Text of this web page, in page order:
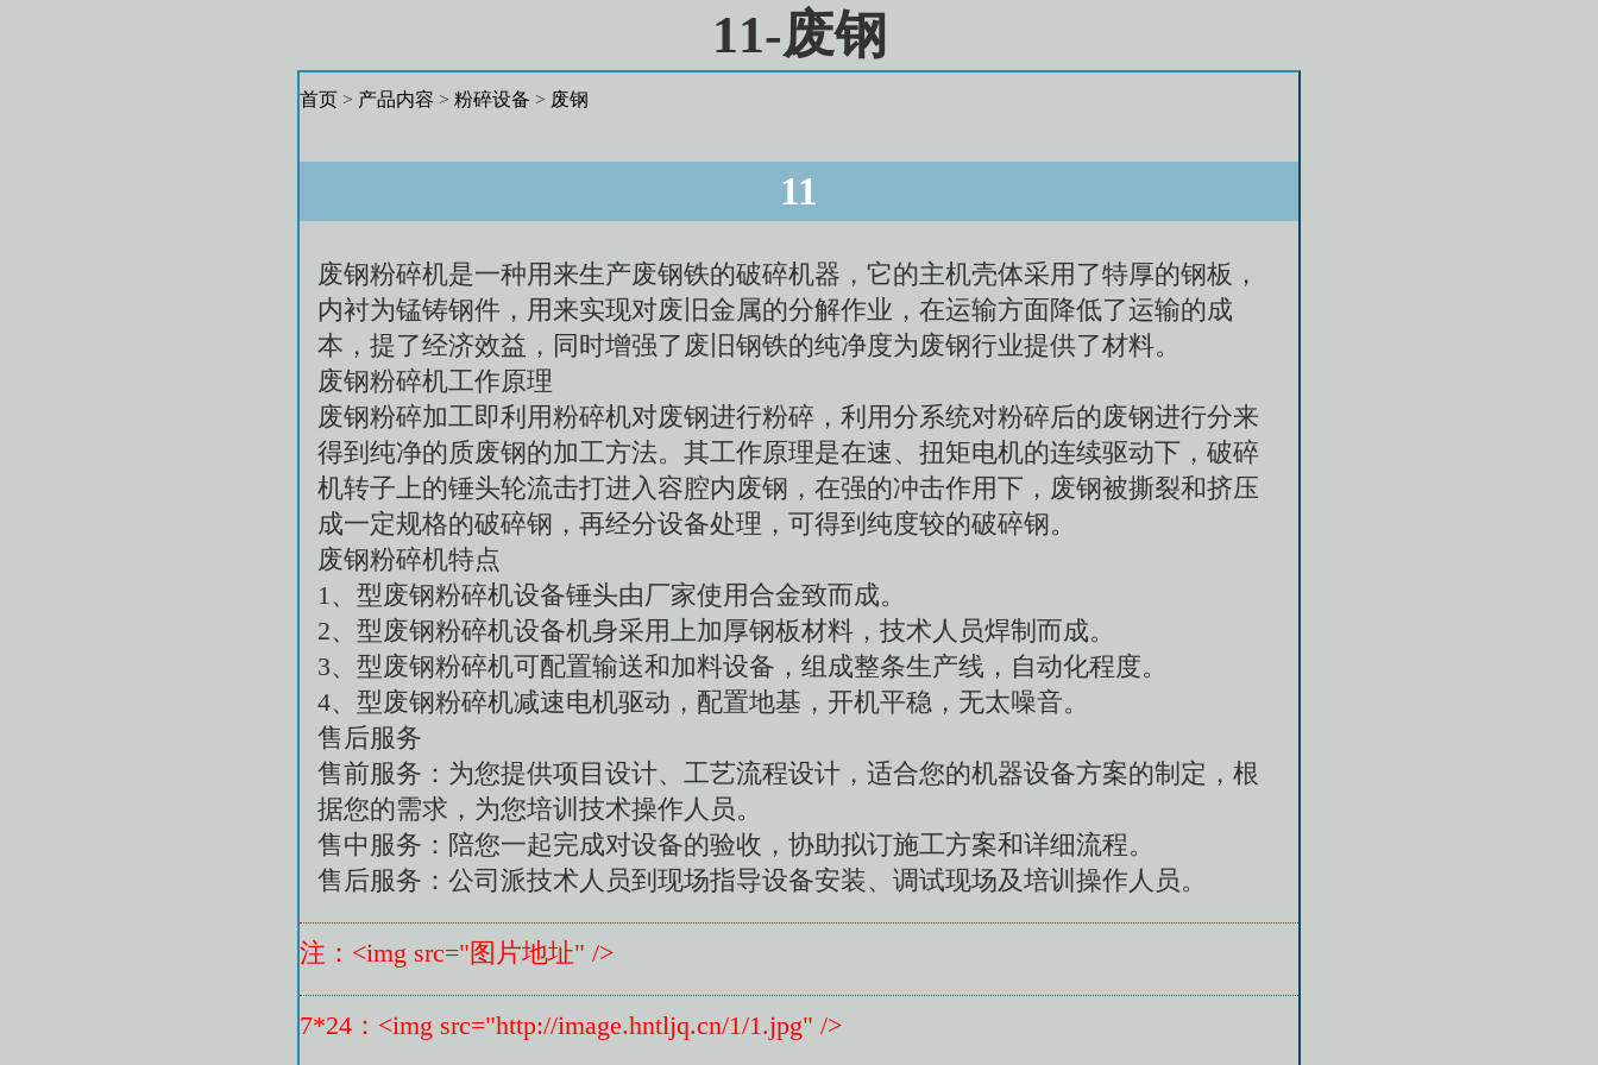
11-废钢
首页 > 产品内容 > 粉碎设备 > 废钢
11
废钢粉碎机是一种用来生产废钢铁的破碎机器，它的主机壳体采用了特厚的钢板，
内衬为锰铸钢件，用来实现对废旧金属的分解作业，在运输方面降低了运输的成
本，提了经济效益，同时增强了废旧钢铁的纯净度为废钢行业提供了材料。
废钢粉碎机工作原理
废钢粉碎加工即利用粉碎机对废钢进行粉碎，利用分系统对粉碎后的废钢进行分来
得到纯净的质废钢的加工方法。其工作原理是在速、扭矩电机的连续驱动下，破碎
机转子上的锤头轮流击打进入容腔内废钢，在强的冲击作用下，废钢被撕裂和挤压
成一定规格的破碎钢，再经分设备处理，可得到纯度较的破碎钢。
废钢粉碎机特点
1、型废钢粉碎机设备锤头由厂家使用合金致而成。
2、型废钢粉碎机设备机身采用上加厚钢板材料，技术人员焊制而成。
3、型废钢粉碎机可配置输送和加料设备，组成整条生产线，自动化程度。
4、型废钢粉碎机减速电机驱动，配置地基，开机平稳，无太噪音。
售后服务
售前服务：为您提供项目设计、工艺流程设计，适合您的机器设备方案的制定，根
据您的需求，为您培训技术操作人员。
售中服务：陪您一起完成对设备的验收，协助拟订施工方案和详细流程。
售后服务：公司派技术人员到现场指导设备安装、调试现场及培训操作人员。
注：<img src="图片地址" />
7*24：<img src="http://image.hntljq.cn/1/1.jpg" />